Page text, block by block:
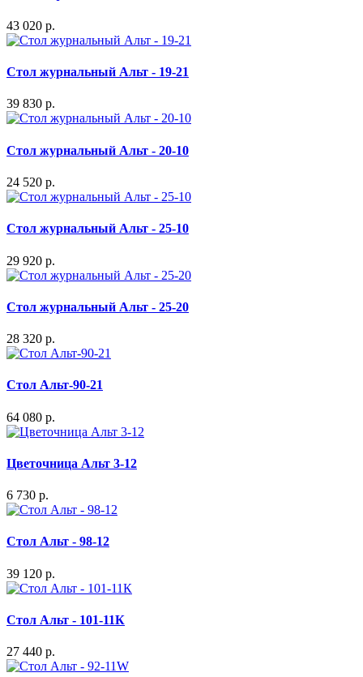
43 020 р.
Стол журнальный Альт - 19-21
39 830 р.
Стол журнальный Альт - 20-10
24 520 р.
Стол журнальный Альт - 25-10
29 920 р.
Стол журнальный Альт - 25-20
28 320 р.
Стол Альт-90-21
64 080 р.
Цветочница Альт 3-12
6 730 р.
Стол Альт - 98-12
39 120 р.
Стол Альт - 101-11К
27 440 р.